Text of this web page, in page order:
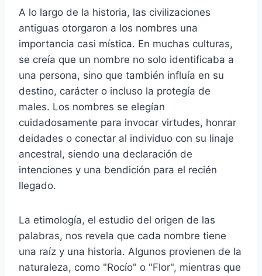
A lo largo de la historia, las civilizaciones
antiguas otorgaron a los nombres una
importancia casi mística. En muchas culturas,
se creía que un nombre no solo identificaba a
una persona, sino que también influía en su
destino, carácter o incluso la protegía de
males. Los nombres se elegían
cuidadosamente para invocar virtudes, honrar
deidades o conectar al individuo con su linaje
ancestral, siendo una declaración de
intenciones y una bendición para el recién
llegado.
La etimología, el estudio del origen de las
palabras, nos revela que cada nombre tiene
una raíz y una historia. Algunos provienen de la
naturaleza, como "Rocío" o "Flor", mientras que